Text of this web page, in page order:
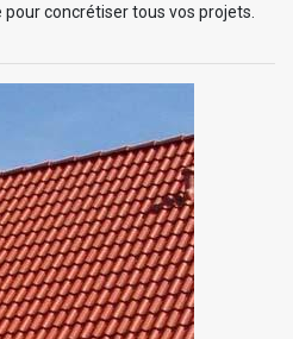
concrétiser tous vos projets.